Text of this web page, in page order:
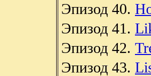
Эпизод 40.
Эпизод 41.
Эпизод 42.
Эпизод 43.